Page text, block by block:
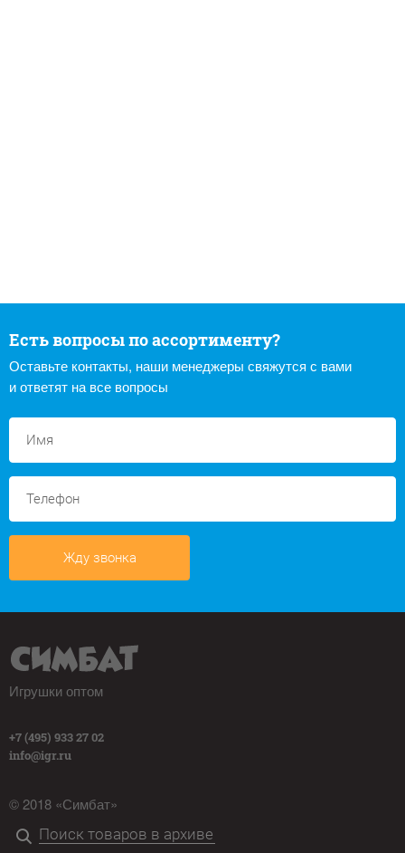
Есть вопросы по ассортименту?
Оставьте контакты, наши менеджеры свяжутся с вами
и ответят на все вопросы
Жду звонка
Игрушки оптом
+7 (495) 933 27 02
info@igr.ru
© 2018 «Симбат»